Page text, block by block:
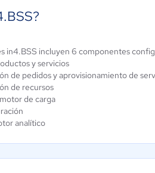
0 / 5
in4.BSS incluyen 6 componentes
y servicios
de pedidos y aprovisionamiento de
de recursos
de carga
analítico